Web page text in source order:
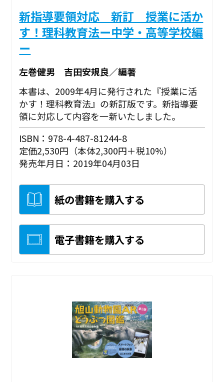
新指導要領対応 新訂 授業に活か
す！理科教育法ー中学・高等学校編
ー
左巻健男 吉田安規良／編著
本書は、2009年4月に発行された『授業に活
かす！理科教育法』の新訂版です。新指導要
領に対応して内容を一新いたしました。
ISBN：978-4-487-81244-8
定価2,530円（本体2,300円＋税10%）
発売年月日：2019年04月03日
紙の書籍を購入する
電子書籍を購入する